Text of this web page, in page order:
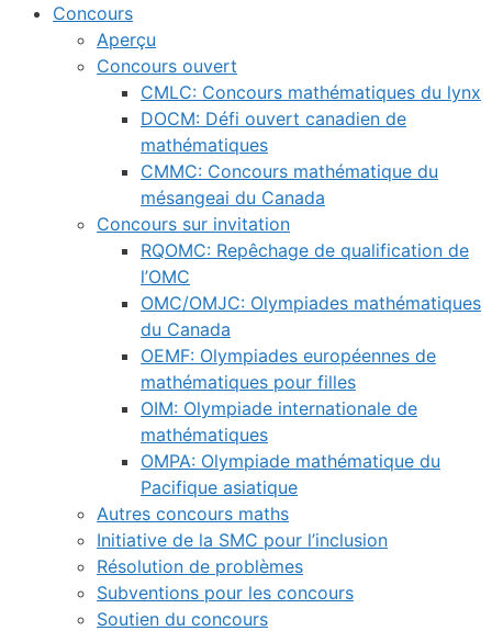
Concours
Aperçu
Concours ouvert
CMLC: Concours mathématiques du lynx
DOCM: Défi ouvert canadien de
mathématiques
CMMC: Concours mathématique du
mésangeai du Canada
Concours sur invitation
RQOMC: Repêchage de qualification de
l’OMC
OMC/OMJC: Olympiades mathématiques
du Canada
OEMF: Olympiades européennes de
mathématiques pour filles
OIM: Olympiade internationale de
mathématiques
OMPA: Olympiade mathématique du
Pacifique asiatique
Autres concours maths
Initiative de la SMC pour l’inclusion
Résolution de problèmes
Subventions pour les concours
Soutien du concours